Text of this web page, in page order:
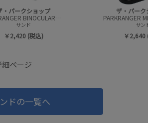
・パークショップ
PARKRANGER BINOCULARS(コンパクト双眼鏡)
サンド
￥2,420 (税込)
ザ・パーク
サン
￥2,640
ページ
ドの一覧へ